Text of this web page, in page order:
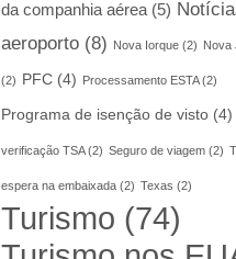
da companhia aérea(5)
aeroporto(8) Nova Iorque(2) Nova
(2) PFC(4) Processamento ESTA(2)
Programa de isenção de visto(4)
verificação TSA(2) Seguro de viagem(2)
espera na embaixada(2) Texas (2)
Turismo (74)